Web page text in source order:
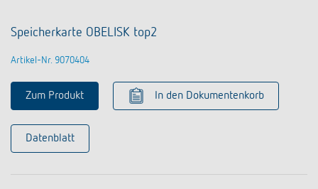
Speicherkarte OBELISK top2
Artikel-Nr. 9070404
Zum Produkt In den Dokumentenkorb
Datenblatt